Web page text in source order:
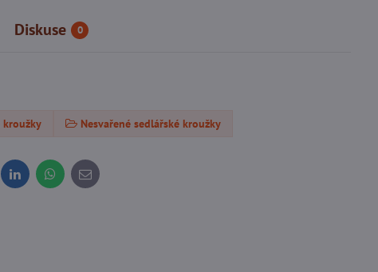
Diskuse 0
kroužky Nesvařené sedlářské kroužky
LinkedInWhatsApp
E-
mail